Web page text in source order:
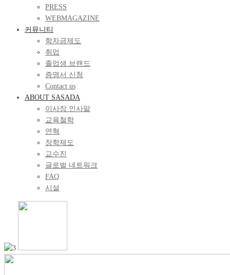
PRESS
WEBMAGAZINE
커뮤니티
학자금제도
취업
졸업생 브랜드
증명서 신청
Contact us
ABOUT SASADA
이사장 인사말
교육철학
연혁
장학제도
교수진
글로벌 네트워크
FAQ
시설